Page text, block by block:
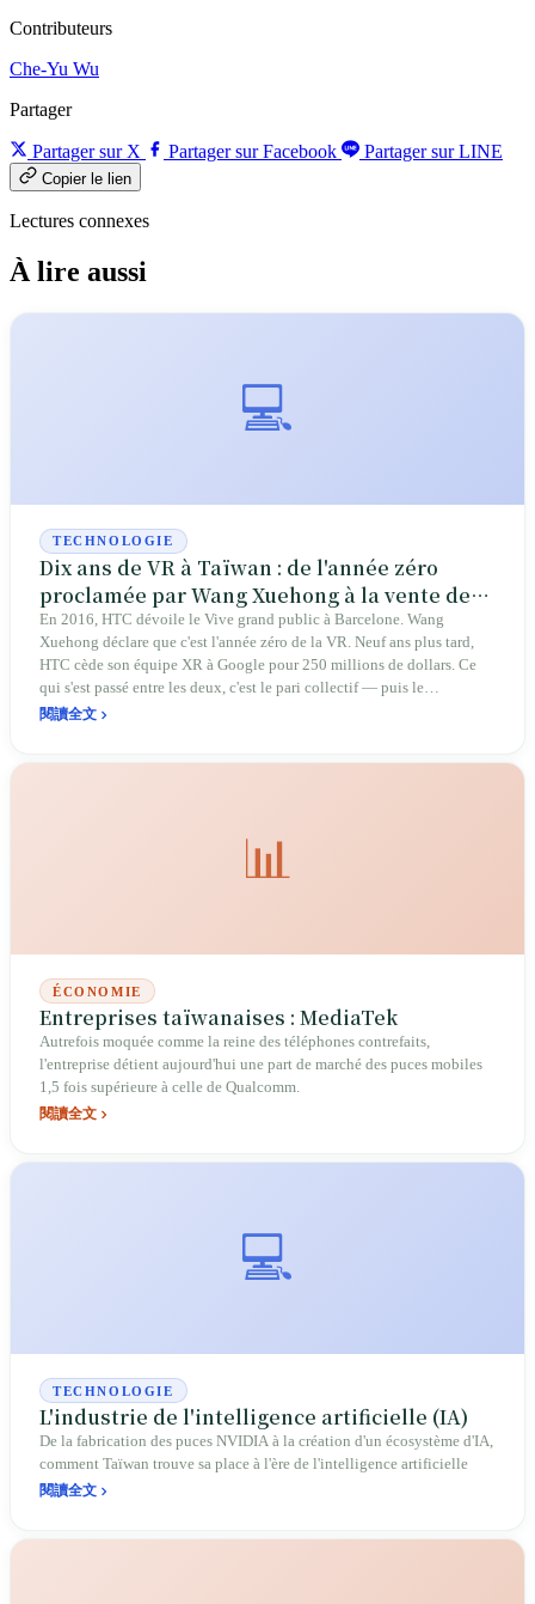
Contributeurs
Che-Yu Wu
Partager
Partager sur X Partager sur Facebook Partager sur LINE
Copier le lien
Lectures connexes
À lire aussi
💻
TECHNOLOGIE
Dix ans de VR à Taïwan : de l'année zéro
proclamée par Wang Xuehong à la vente de
l'équipe à Google
En 2016, HTC dévoile le Vive grand public à Barcelone. Wang
Xuehong déclare que c'est l'année zéro de la VR. Neuf ans plus tard,
HTC cède son équipe XR à Google pour 250 millions de dollars. Ce
qui s'est passé entre les deux, c'est le pari collectif — puis le
refroidissement collectif — d'une île tout entière sur « le prochain
閱讀全文
📊
ÉCONOMIE
Entreprises taïwanaises : MediaTek
Autrefois moquée comme la reine des téléphones contrefaits,
l'entreprise détient aujourd'hui une part de marché des puces mobiles
1,5 fois supérieure à celle de Qualcomm.
閱讀全文
💻
TECHNOLOGIE
L'industrie de l'intelligence artificielle (IA)
De la fabrication des puces NVIDIA à la création d'un écosystème d'IA,
comment Taïwan trouve sa place à l'ère de l'intelligence artificielle
閱讀全文